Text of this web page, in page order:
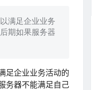
满足企业业务
期如果服务器
足企业业务活动的
务器不能满足自己